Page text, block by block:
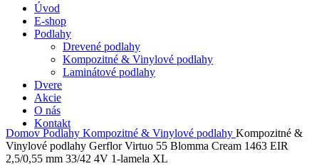
Úvod
E-shop
Podlahy
Drevené podlahy
Kompozitné & Vinylové podlahy
Laminátové podlahy
Dvere
Akcie
O nás
Kontakt
Domov Podlahy Kompozitné & Vinylové podlahy Kompozitné &
Vinylové podlahy Gerflor Virtuo 55 Blomma Cream 1463 EIR
2,5/0,55 mm 33/42 4V 1-lamela XL